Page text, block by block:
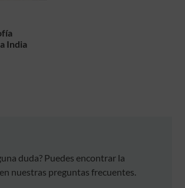
India
duda? Puedes encontrar la
nuestras preguntas frecuentes.